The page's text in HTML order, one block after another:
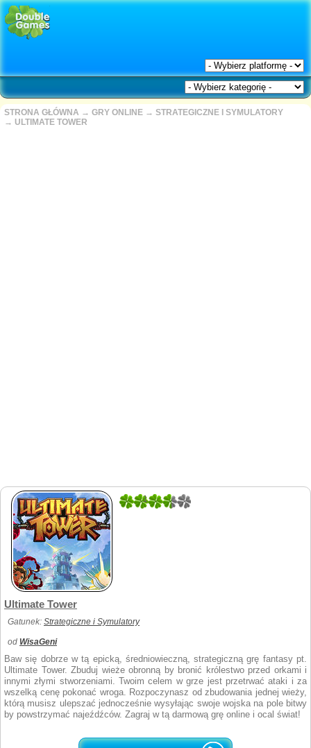
STRONA GŁÓWNA → GRY ONLINE → STRATEGICZNE I SYMULATORY
→ ULTIMATE TOWER
1
Ultimate Tower
Gatunek: Strategiczne i Symulatory
od WisaGeni
Baw się dobrze w tą epicką, średniowieczną, strategiczną grę fantasy pt.
Ultimate Tower. Zbuduj wieże obronną by bronić królestwo przed orkami i
innymi złymi stworzeniami. Twoim celem w grze jest przetrwać ataki i za
wszelką cenę pokonać wroga. Rozpoczynasz od zbudowania jednej wieży,
którą musisz ulepszać jednocześnie wysyłając swoje wojska na pole bitwy
by powstrzymać najeźdźców. Zagraj w tą darmową grę online i ocal świat!